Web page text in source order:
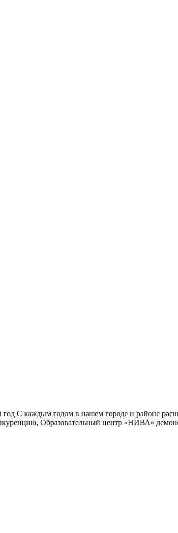
С каждым годом в нашем городе и районе
Образовательный центр «НИВА»